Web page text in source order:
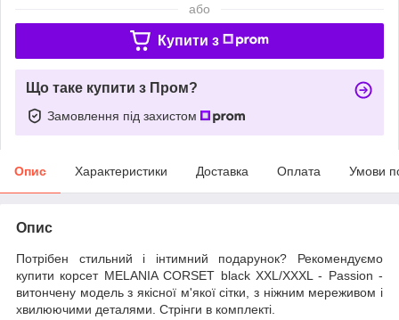
або
Купити з
Що таке купити з Пром?
Замовлення під захистом
Опис Характеристики Доставка Оплата Умови
Опис
Потрібен стильний і інтимний подарунок? Рекомендуємо
купити корсет MELANIA CORSET black XXL/XXXL - Passion -
витончену модель з якісної м'якої сітки, з ніжним мереживом і
хвилюючими деталями. Стрінги в комплекті.